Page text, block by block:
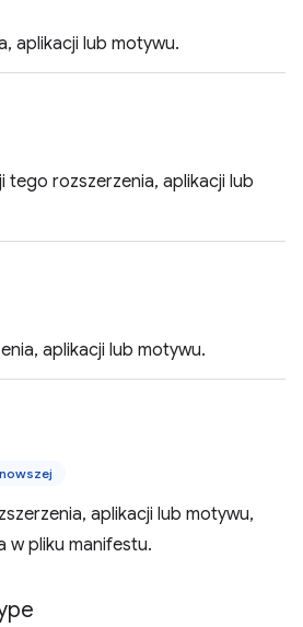
aplikacji lub motywu.
tego rozszerzenia, aplikacji lub
aplikacji lub motywu.
aplikacji lub motywu,
w pliku manifestu.